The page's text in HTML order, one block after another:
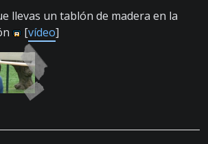
llevas un tablón de madera en la
[vídeo]